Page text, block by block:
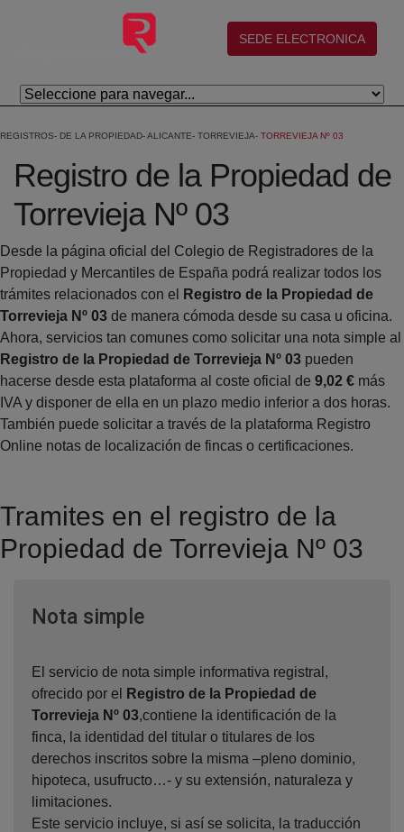
Saltar al contenido principal
(abre en nueva ventana)
SEDE ELECTRONICA
REGISTROS DE LA PROPIEDAD ALICANTE TORREVIEJA TORREVIEJA Nº 03
Registro de la Propiedad de
Torrevieja Nº 03
Desde la página oficial del Colegio de Registradores de la
Propiedad y Mercantiles de España podrá realizar todos los
trámites relacionados con el
Registro de la Propiedad de
Torrevieja Nº 03 de manera cómoda desde su casa u oficina.
Ahora, servicios tan comunes como solicitar una nota simple al
Registro de la Propiedad de Torrevieja Nº 03 pueden
hacerse desde esta plataforma al coste oficial de 9,02 € más
IVA y disponer de ella en un plazo medio inferior a dos horas.
También puede solicitar a través de la plataforma Registro
Online notas de localización de fincas o certificaciones.
Tramites en el registro de la
Propiedad de Torrevieja Nº 03
Nota simpleVentana nueva
El servicio de nota simple informativa registral,
ofrecido por el
Registro de la Propiedad de
Torrevieja Nº 03,contiene la identificación de la
finca, la identidad del titular o titulares de los
derechos inscritos sobre la misma –pleno dominio,
hipoteca, usufructo…- y su extensión, naturaleza y
limitaciones.
Este servicio incluye, si así se solicita, la traducción